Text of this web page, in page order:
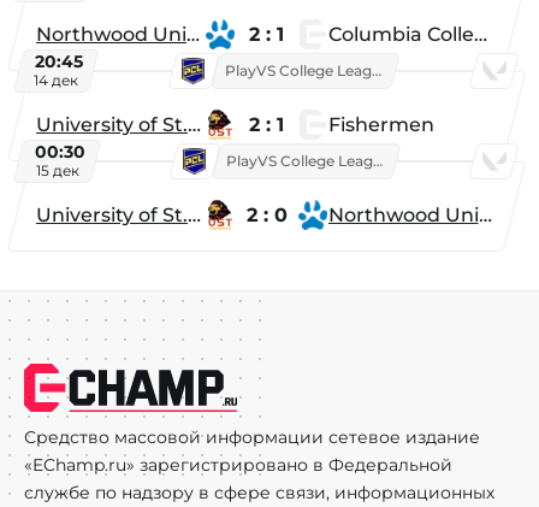
Northwood University 2 : 1 Columbia College
20:45
14 дек
PlayVS College League 2025: Fall
University of St. Thomas 2 : 1 Fishermen
00:30
15 дек
PlayVS College League 2025: Fall
University of St. Thomas 2 : 0 Northwood University
Средство массовой информации сетевое издание
«EChamp.ru» зарегистрировано в Федеральной
службе по надзору в сфере связи, информационных